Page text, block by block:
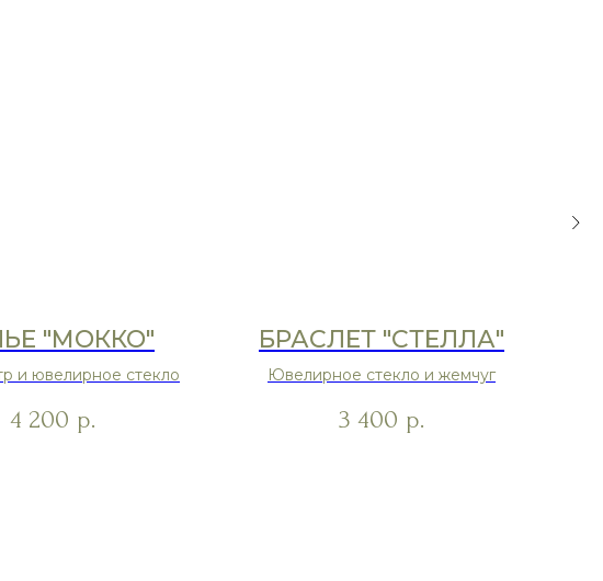
"МОККО"
и ювелирное стекло
4 200 р.
БРАСЛЕТ "СТЕЛЛА"
Ювелирное стекло и жемчуг
3 400 р.